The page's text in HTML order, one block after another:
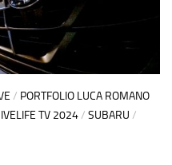
/ PORTFOLIO LUCA ROMANO
TV 2024/ SUBARU /